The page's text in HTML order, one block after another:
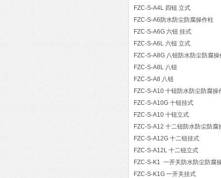
FZC-S-A4L 四钮 立式
FZC-S-A6防水防尘防腐操作柱
FZC-S-A6G 六钮 挂式
FZC-S-A6L 六钮 立式
FZC-S-A8G 八钮防水防尘防腐操
FZC-S-A8L 八钮
FZC-S-A8 八钮
FZC-S-A10 十钮防水防尘防腐操
FZC-S-A10G 十钮挂式
FZC-S-A10 十钮立式
FZC-S-A12 十二钮防水防尘防腐
FZC-S-A12G 十二钮挂式
FZC-S-A12L 十二钮立式
FZC-S-K1 一开关防水防尘防腐
FZC-S-K1G 一开关挂式